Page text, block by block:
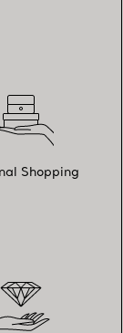
Shopping